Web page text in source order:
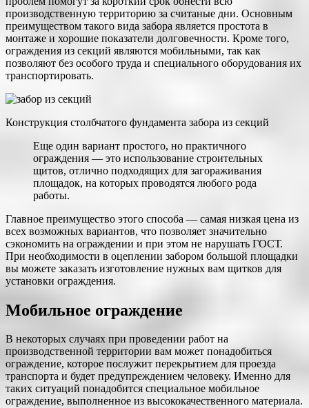
производственную территорию за считаные дни. Основным
преимуществом такого вида забора является простота в
монтаже и хорошие показатели долговечности. Кроме того,
ограждения из секций являются мобильными, так как
позволяют без особого труда и специального оборудования их
транспортировать.
Конструкция столбчатого фундамента забора из секций
Еще один вариант простого, но практичного
ограждения — это использование строительных
щитов, отлично подходящих для загораживания
площадок, на которых проводятся любого рода
работы.
Главное преимущество этого способа — самая низкая цена из
всех возможных вариантов, что позволяет значительно
сэкономить на ограждении и при этом не нарушать ГОСТ.
При необходимости в оцеплении забором большой площадки
вы можете заказать изготовление нужных вам щитков для
установки ограждения.
Мобильное ограждение
В некоторых случаях при проведении работ на
производственной территории вам может понадобиться
ограждение, которое послужит перекрытием для проезда
транспорта и будет предупреждением человеку. Именно для
таких ситуаций понадобится специальное мобильное
ограждение, выполненное из высококачественного материала.